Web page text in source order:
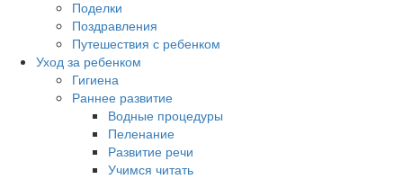
Поделки
Поздравления
Путешествия с ребенком
Уход за ребенком
Гигиена
Раннее развитие
Водные процедуры
Пеленание
Развитие речи
Учимся читать